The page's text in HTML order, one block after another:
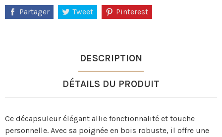
Partager Tweet Pinterest
DESCRIPTION
DÉTAILS DU PRODUIT
Ce décapsuleur élégant allie fonctionnalité et touche
personnelle. Avec sa poignée en bois robuste, il offre une